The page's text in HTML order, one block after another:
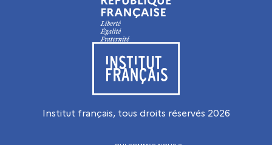
Visiter le site de l’Institut français
Institut français, tous droits réservés 2026